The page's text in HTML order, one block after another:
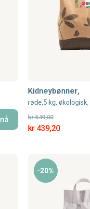
Kidneybønner,
røde,5 kg,
Special Price
kr 439,20
kr 549,00
-20%